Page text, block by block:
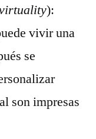
):
vivir una
se
son impresas